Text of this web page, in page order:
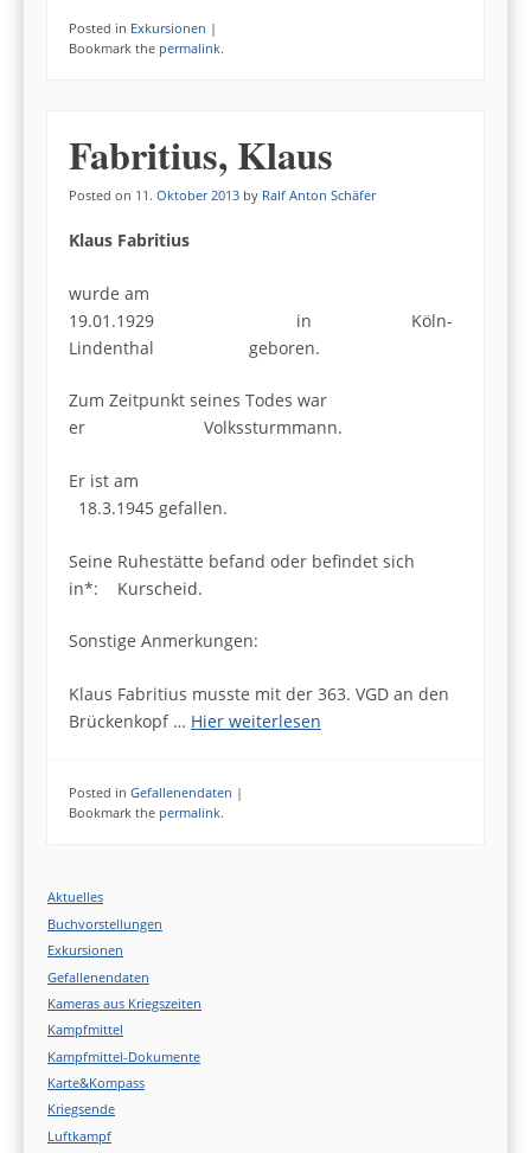
Posted in Exkursionen |
Bookmark the permalink.
Fabritius, Klaus
Posted on 11. Oktober 2013 by Ralf Anton Schäfer
Klaus Fabritius
wurde am
19.01.1929 in Köln-
Lindenthal geboren.
Zum Zeitpunkt seines Todes war
er Volkssturmmann.
Er ist am
18.3.1945 gefallen.
Seine Ruhestätte befand oder befindet sich
in*: Kurscheid.
Sonstige Anmerkungen:
Klaus Fabritius musste mit der 363. VGD an den
Brückenkopf … Hier weiterlesen
Posted in Gefallenendaten |
Bookmark the permalink.
Aktuelles
Buchvorstellungen
Exkursionen
Gefallenendaten
Kameras aus Kriegszeiten
Kampfmittel
Kampfmittel-Dokumente
Karte&Kompass
Kriegsende
Luftkampf